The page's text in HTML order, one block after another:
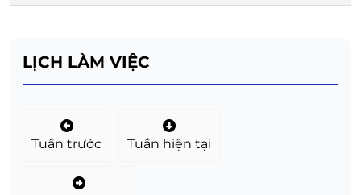
LỊCH LÀM VIỆC
Tuần trước Tuần hiện tại